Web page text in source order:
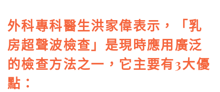
外科專科醫生洪家偉表示，「乳
房超聲波檢查」是現時應用廣泛
的檢查方法之一，它主要有3大優
點：